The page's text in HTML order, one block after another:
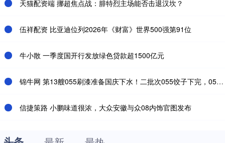
天猫配资端 挪超焦点战：腓特烈主场能否击退汉坎？
伍祥配资 比亚迪位列2026年《财富》世界500强第91位
牛小散 一季度国开行发放绿色贷款超1500亿元
锦牛网 第13艘055刷漆准备国庆下水！二批次055饺子下完，055B呼之欲出？
信捷策路 小鹏味道很浓，大众安徽与众08内饰官图发布